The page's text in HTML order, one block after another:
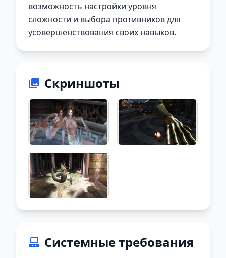
возможность настройки уровня
сложности и выбора противников для
усовершенствования своих навыков.
Скриншоты
Системные требования